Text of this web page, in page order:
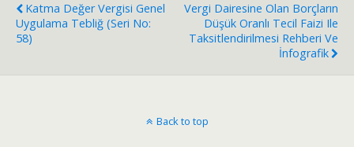
Katma Değer Vergisi Genel
Uygulama Tebliğ (Seri No:
58)
Vergi Dairesine Olan Borçların
Düşük Oranlı Tecil Faizi Ile
Taksitlendirilmesi Rehberi Ve
İnfografik
Back to top